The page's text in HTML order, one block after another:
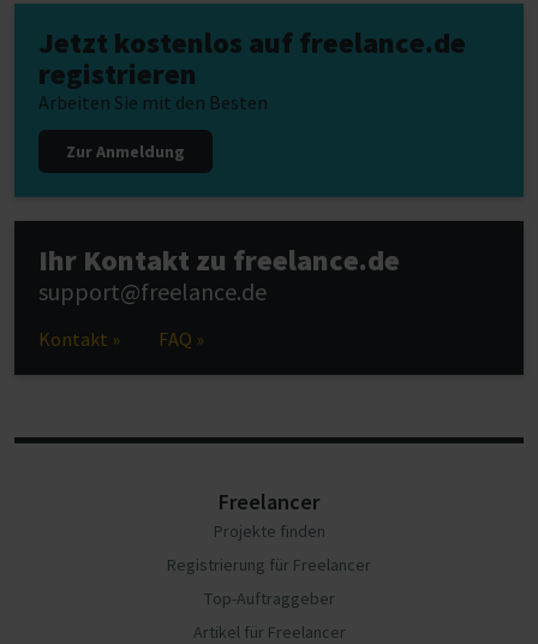
Jetzt kostenlos auf freelance.de
registrieren
Arbeiten Sie mit den Besten
Zur Anmeldung
Ihr Kontakt zu freelance.de
support@freelance.de
Kontakt » FAQ »
Freelancer
Projekte finden
Registrierung für Freelancer
Top-Auftraggeber
Artikel für Freelancer